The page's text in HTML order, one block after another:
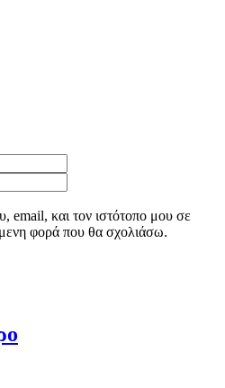
email, και τον ιστότοπο μου σε
φορά που θα σχολιάσω.